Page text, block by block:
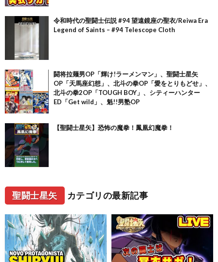
令和時代の聖闘士伝説 #94 望遠鏡座の聖衣/Reiwa Era
Legend of Saints – #94 Telescope Cloth
闘将拉麺男OP「輝け!ラーメンマン」、聖闘士星矢
OP「天馬座幻想」、北斗の拳OP「愛をとりもどせ」、
北斗の拳2OP「TOUGH BOY」、シティーハンター
ED「Get wild」、魁!!男塾OP
【聖闘士星矢】恐怖の魔拳！鳳凰幻魔拳！
聖闘士星矢 カテゴリの最新記事